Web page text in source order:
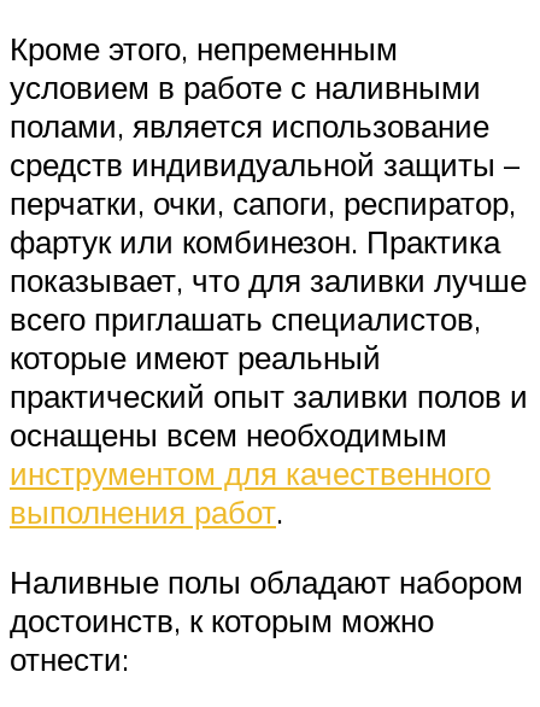
Кроме этого, непременным
условием в работе с наливными
полами, является использование
средств индивидуальной защиты –
перчатки, очки, сапоги, респиратор,
фартук или комбинезон. Практика
показывает, что для заливки лучше
всего приглашать специалистов,
которые имеют реальный
практический опыт заливки полов и
оснащены всем необходимым
инструментом для качественного
выполнения работ.
Наливные полы обладают набором
достоинств, к которым можно
отнести: